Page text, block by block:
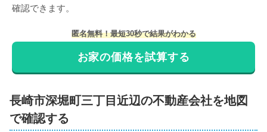
確認できます。
匿名無料！最短30秒で結果がわかる
お家の価格を試算する
長崎市深堀町三丁目近辺の不動産会社を地図
で確認する